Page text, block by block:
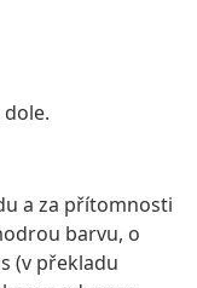
a za přítomnosti
barvu, o
(v překladu